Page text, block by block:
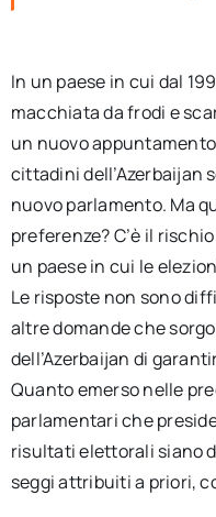
In un paese in cui dal
macchiata da frodi e
un nuovo
cittadini dell’Azerbaijan
nuovo parlamento. Ma
preferenze? C’è il
un paese in cui le
Le risposte non sono
altre domande che
dell’Azerbaijan di
Quanto emerso nelle
parlamentari che
risultati elettorali siano
seggi attribuiti a priori,